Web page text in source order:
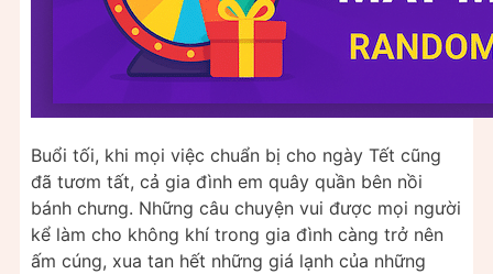
Buổi tối, khi mọi việc chuẩn bị cho ngày Tết cũng
đã tươm tất, cả gia đình em quây quần bên nồi
bánh chưng. Những câu chuyện vui được mọi người
kể làm cho không khí trong gia đình càng trở nên
ấm cúng, xua tan hết những giá lạnh của những